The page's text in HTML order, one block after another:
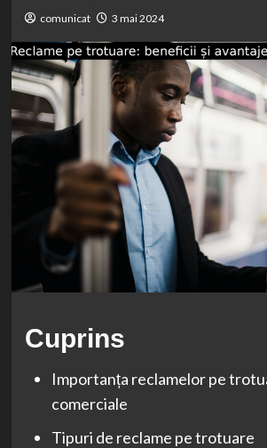
comunicat 3 mai 2024
Cuprins
Importanța reclamelor pe
comerciale
Tipuri de reclame pe trotuare